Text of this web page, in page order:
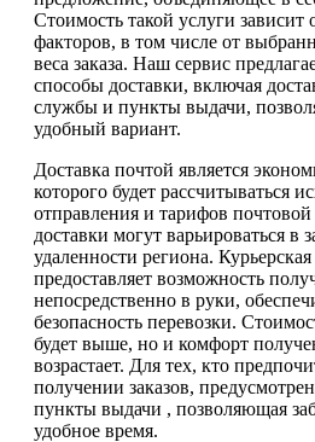
Стоимость такой услуги
факторов, в том числе от
веса заказа. Наш сервис
способы доставки, включая
службы и пункты выдачи,
удобный вариант.
Доставка почтой является
которого будет рассчитываться
отправления и тарифов
доставки могут варьироваться в
удаленности региона. Курьерская
предоставляет возможность
непосредственно в руки,
безопасность перевозки.
будет выше, но и комфорт
возрастает. Для тех, кто
получении заказов,
пункты выдачи , позволяющая
удобное время.